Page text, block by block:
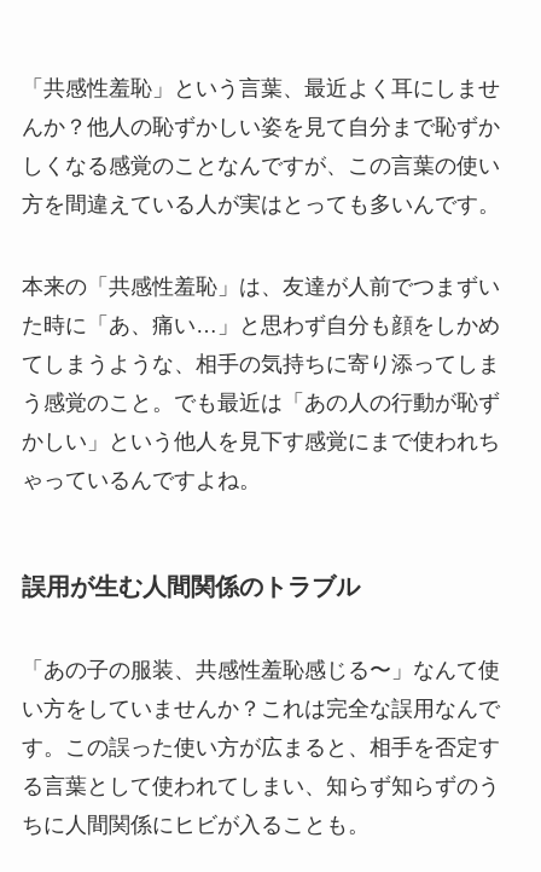
「共感性羞恥」という言葉、最近よく耳にしませ
んか？他人の恥ずかしい姿を見て自分まで恥ずか
しくなる感覚のことなんですが、この言葉の使い
方を間違えている人が実はとっても多いんです。
本来の「共感性羞恥」は、友達が人前でつまずい
た時に「あ、痛い…」と思わず自分も顔をしかめ
てしまうような、相手の気持ちに寄り添ってしま
う感覚のこと。でも最近は「あの人の行動が恥ず
かしい」という他人を見下す感覚にまで使われち
ゃっているんですよね。
誤用が生む人間関係のトラブル
「あの子の服装、共感性羞恥感じる〜」なんて使
い方をしていませんか？これは完全な誤用なんで
す。この誤った使い方が広まると、相手を否定す
る言葉として使われてしまい、知らず知らずのう
ちに人間関係にヒビが入ることも。